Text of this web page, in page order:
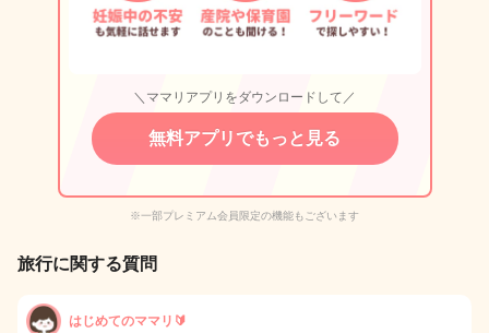
＼ママリアプリをダウンロードして／
無料アプリでもっと見る
※一部プレミアム会員限定の機能もございます
旅行に関する質問
はじめてのママリ🔰